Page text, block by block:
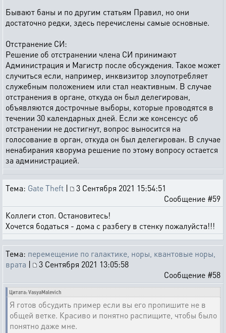
Бывают баны и по другим статьям Правил, но они
достаточно редки, здесь перечислены самые основные.
Отстранение СИ:
Решение об отстранении члена СИ принимают
Администрация и Магистр после обсуждения. Такое может
случиться если, например, инквизитор злоупотребляет
служебным положением или стал неактивным. В случае
отстранения в органе, откуда он был делегирован,
объявляются дострочные выборы, которые проводятся в
течении 30 календарных дней. Если же консенсус об
отстранении не достигнут, вопрос выносится на
голосование в орган, откуда он был делегирован. В случае
ненабирания кворума решение по этому вопросу остается
за администрацией.
Тема: Gate Theft |
3 Сентября 2021 15:54:51
Сообщение #59
Коллеги стоп. Остановитесь!
Хочется бодаться - дома с разбегу в стенку пожалуйста!!!
Тема: перемещение по галактике, норы, квантовые норы,
врата |
3 Сентября 2021 13:05:58
Сообщение #58
Цитата: VasyaMalevich
Я готов обсудить пример если вы его пропишите не в
общей ветке. Красиво и понятно распищите, чтобы было
понятно даже мне.